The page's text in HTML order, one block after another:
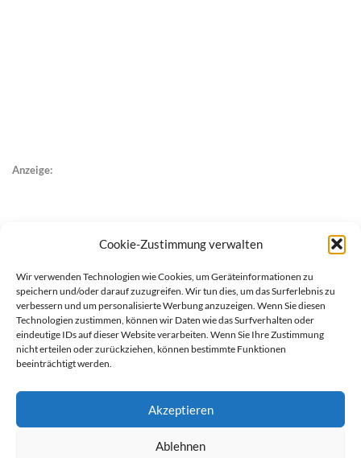
Cookie-Zustimmung verwalten
Wir verwenden Technologien wie Cookies, um Geräteinformationen zu
speichern und/oder darauf zuzugreifen. Wir tun dies, um das Surferlebnis zu
verbessern und um personalisierte Werbung anzuzeigen. Wenn Sie diesen
Technologien zustimmen, können wir Daten wie das Surfverhalten oder
eindeutige IDs auf dieser Website verarbeiten. Wenn Sie Ihre Zustimmung
nicht erteilen oder zurückziehen, können bestimmte Funktionen
beeinträchtigt werden.
Akzeptieren
Ablehnen
Anzeige: